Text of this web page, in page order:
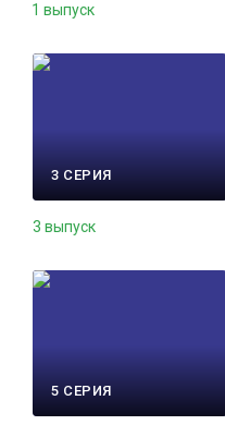
1 выпуск
3 СЕРИЯ
3 выпуск
5 СЕРИЯ